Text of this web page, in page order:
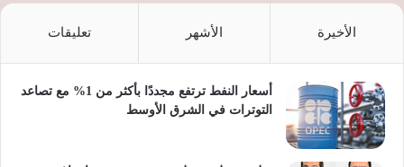
الأخيرة الأشهر تعليقات
أسعار النفط ترتفع مجددًا بأكثر من 1% مع تصاعد
التوترات في الشرق الأوسط